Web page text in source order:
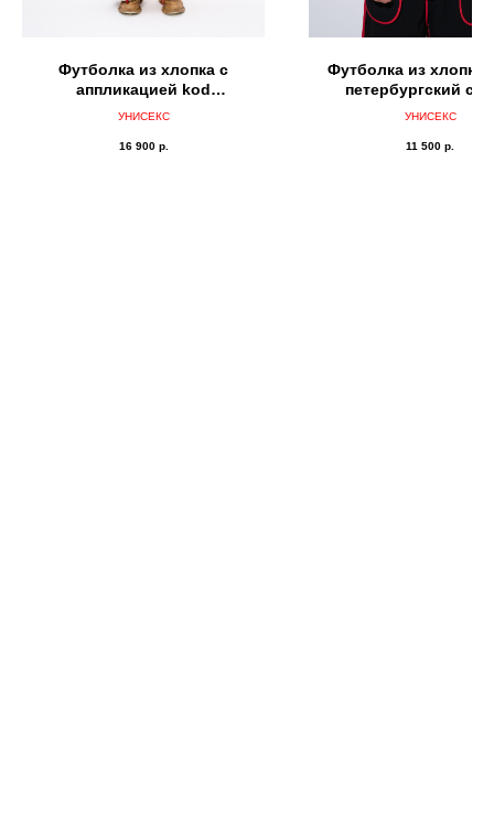
Футболка из хлопка с
аппликацией kod
"портретист", неаполитанский
УНИСЕКС
16 900 р.
Футболка из хлопка,
петербургский
УНИСЕКС
11 500 р.